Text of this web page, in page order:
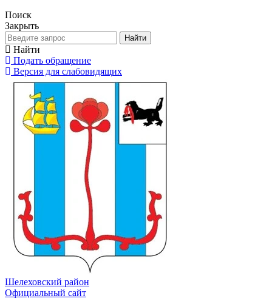
Поиск
Закрыть
Найти
Найти
Подать обращение
Версия для слабовидящих
Шелеховский район
Официальный сайт